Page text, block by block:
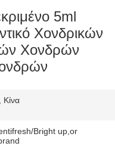
5ml
Χονδρικών
Χονδρών
Κίνα
Bright up,or